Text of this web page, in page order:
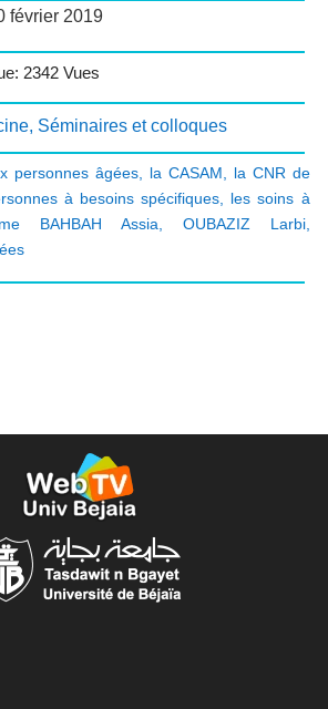
février 2019
2342 Vues
, Séminaires et colloques
personnes âgées la CASAM
la CNR de
à besoins spécifiques
les soins à
BAHBAH Assia OUBAZIZ Larbi,